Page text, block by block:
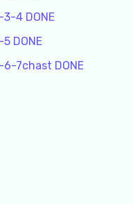
4 DONE
DONE
6-7chast DONE